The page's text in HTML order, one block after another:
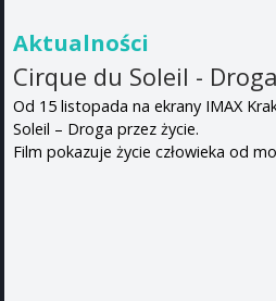
Aktualności
Cirque du Soleil -
Od 15 listopada na ekrany IMAX
Soleil – Droga przez życie.
Film pokazuje życie człowieka od